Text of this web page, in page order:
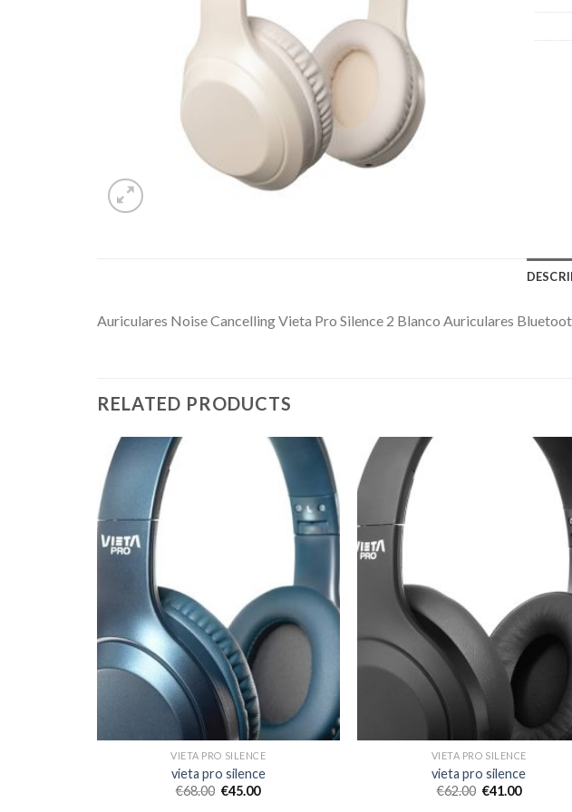
Auriculares Noise Cancelling Vieta Pro Silence 2 Blanco Auriculares
RELATED PRODUCTS
VIETA PRO SILENCE
vieta pro silence
€68.00 €45.00
VIETA PRO SILENCE
vieta pro silence
€62.00 €41.00